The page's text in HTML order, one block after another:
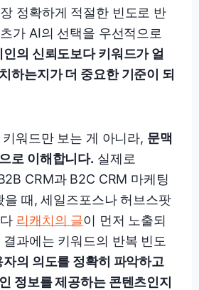
정확하게 적절한 빈도로 반
가 AI의 선택을 우선적으로
인의 신뢰도보다 키워드가 얼
하는지가 더 중요한 기준이 되
워드만 보는 게 아니라, 문맥
로 이해합니다. 실제로
CRM과 B2C CRM 마케팅
을 때, 세일즈포스나 허브스팟
리캐치의 글이 먼저 노출되
과에는 키워드의 반복 빈도
자의 의도를 정확히 파악하고
정보를 제공하는 콘텐츠인지